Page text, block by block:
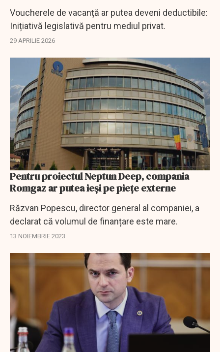
Voucherele de vacanță ar putea deveni deductibile:
Inițiativă legislativă pentru mediul privat.
29 APRILIE 2026
Pentru proiectul Neptun Deep, compania
Romgaz ar putea ieși pe piețe externe
Răzvan Popescu, director general al companiei, a
declarat că volumul de finanțare este mare.
13 NOIEMBRIE 2023
EXCLUSIV